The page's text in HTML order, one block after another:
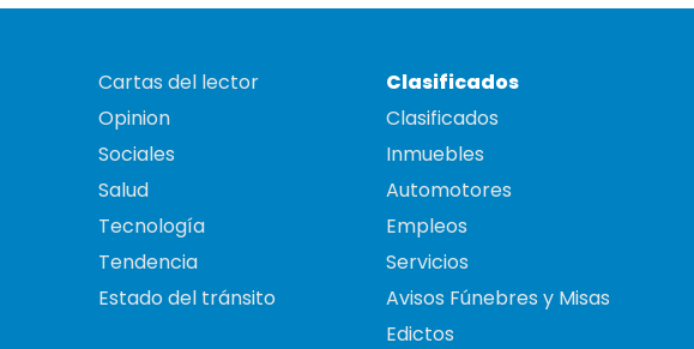
Cartas del lector
Opinion
Sociales
Salud
Tecnología
Tendencia
Estado del tránsito
Clasificados
Clasificados
Inmuebles
Automotores
Empleos
Servicios
Avisos Fúnebres y Misas
Edictos